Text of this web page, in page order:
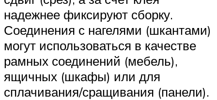
надежнее фиксируют сборку.
Соединения с нагелями (шкантами)
могут использоваться в качестве
рамных соединений (мебель),
ящичных (шкафы) или для
сплачивания/сращивания (панели).